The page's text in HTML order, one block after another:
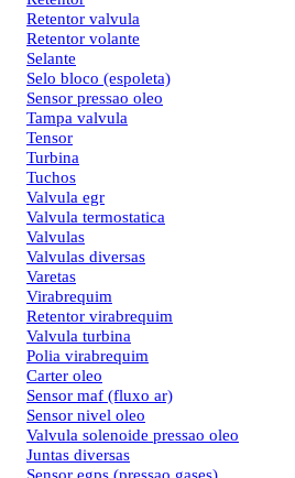
Retentor valvula
Retentor volante
Selante
Selo bloco (espoleta)
Sensor pressao oleo
Tampa valvula
Tensor
Turbina
Tuchos
Valvula egr
Valvula termostatica
Valvulas
Valvulas diversas
Varetas
Virabrequim
Retentor virabrequim
Valvula turbina
Polia virabrequim
Carter oleo
Sensor maf (fluxo ar)
Sensor nivel oleo
Valvula solenoide pressao oleo
Juntas diversas